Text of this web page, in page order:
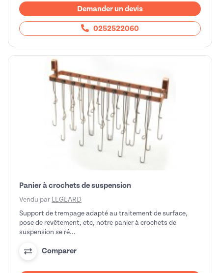
Demander un devis
0252522060
Panier à crochets de suspension
Vendu par LEGEARD
Support de trempage adapté au traitement de surface,
pose de revêtement, etc, notre panier à crochets de
suspension se ré...
Comparer